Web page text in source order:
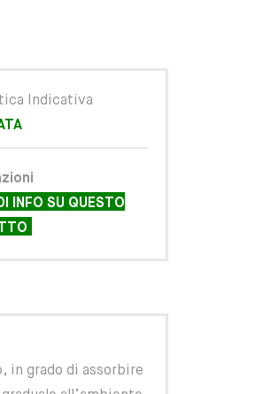
Indicativa
INFO SU QUESTO
in grado di assorbire